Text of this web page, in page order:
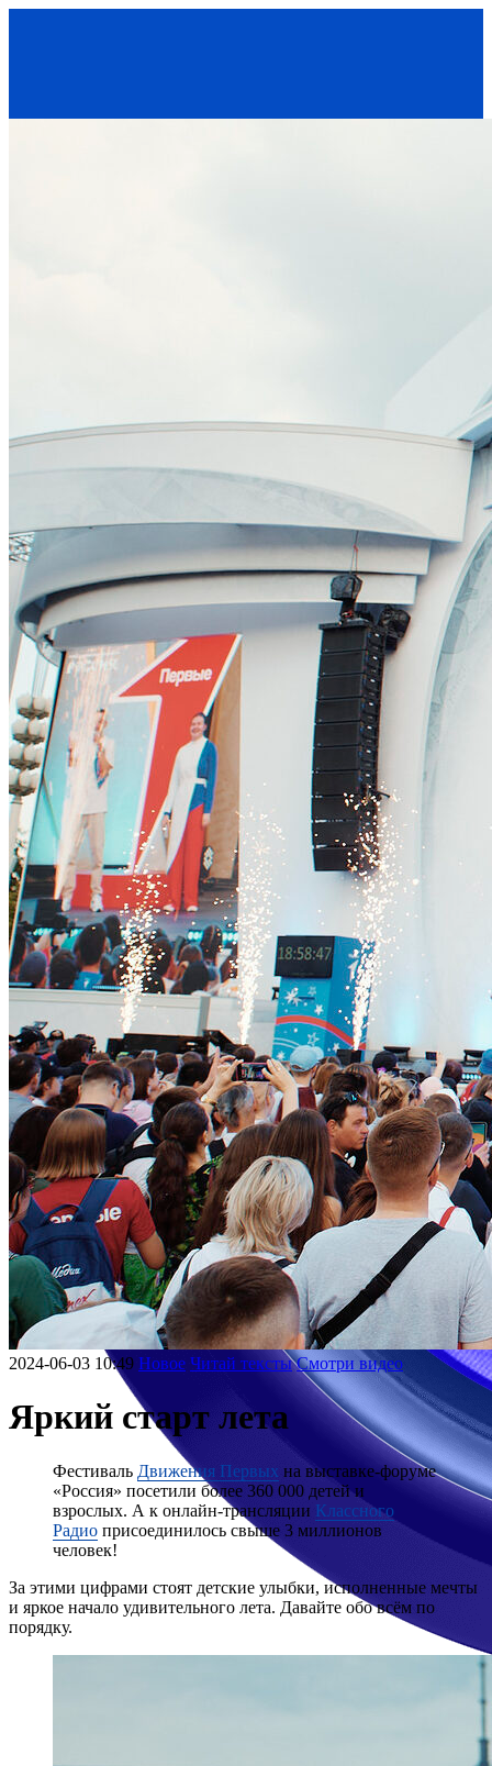
2024-06-03 10:49 Новое Читай тексты Смотри видео
Яркий старт лета
Фестиваль Движения Первых на выставке-форуме
«Россия» посетили более 360 000 детей и
взрослых. А к онлайн-трансляции Классного
Радио присоединилось свыше 3 миллионов
человек!
За этими цифрами стоят детские улыбки, исполненные мечты
и яркое начало удивительного лета. Давайте обо всём по
порядку.